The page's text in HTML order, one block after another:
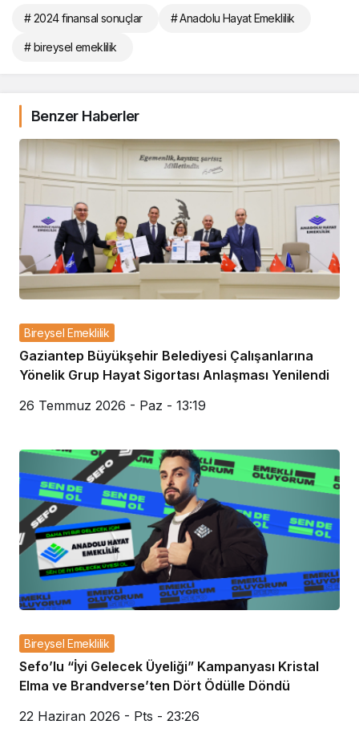
# 2024 finansal sonuçlar # Anadolu Hayat Emeklilik
# bireysel emeklilik
Benzer Haberler
Bireysel Emeklilik
Gaziantep Büyükşehir Belediyesi Çalışanlarına
Yönelik Grup Hayat Sigortası Anlaşması Yenilendi
26 Temmuz 2026 - Paz - 13:19
Bireysel Emeklilik
Sefo’lu “İyi Gelecek Üyeliği” Kampanyası Kristal
Elma ve Brandverse’ten Dört Ödülle Döndü
22 Haziran 2026 - Pts - 23:26